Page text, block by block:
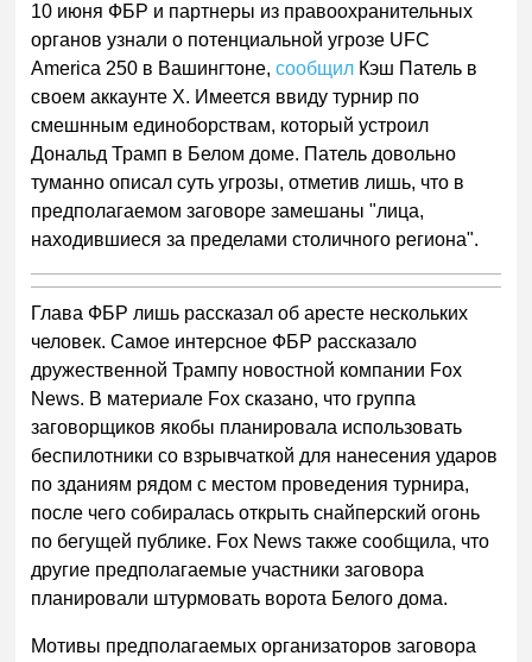
10 июня ФБР и партнеры из правоохранительных
органов узнали о потенциальной угрозе UFC
America 250 в Вашингтоне,сообщил Кэш Патель в
своем аккаунте X. Имеется ввиду турнир по
смешнным единоборствам, который устроил
Дональд Трамп в Белом доме. Патель довольно
туманно описал суть угрозы, отметив лишь, что в
предполагаемом заговоре замешаны "лица,
находившиеся за пределами столичного региона".
Глава ФБР лишь рассказал об аресте нескольких
человек. Самое интерсное ФБР рассказало
дружественной Трампу новостной компании Fox
News. В материале Fox cказано, что группа
заговорщиков якобы планировала использовать
беспилотники со взрывчаткой для нанесения ударов
по зданиям рядом с местом проведения турнира,
после чего собиралась открыть снайперский огонь
по бегущей публике. Fox News также сообщила, что
другие предполагаемые участники заговора
планировали штурмовать ворота Белого дома.
Мотивы предполагаемых организаторов заговора